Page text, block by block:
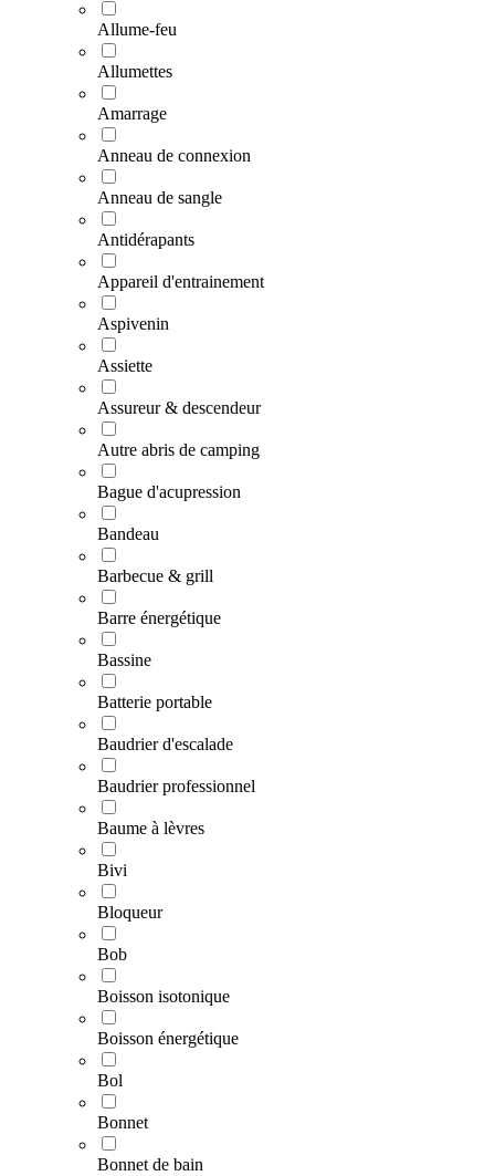
Allume-feu
Allumettes
Amarrage
Anneau de connexion
Anneau de sangle
Antidérapants
Appareil d'entrainement
Aspivenin
Assiette
Assureur & descendeur
Autre abris de camping
Bague d'acupression
Bandeau
Barbecue & grill
Barre énergétique
Bassine
Batterie portable
Baudrier d'escalade
Baudrier professionnel
Baume à lèvres
Bivi
Bloqueur
Bob
Boisson isotonique
Boisson énergétique
Bol
Bonnet
Bonnet de bain